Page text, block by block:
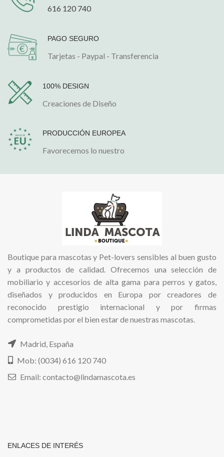
616 120 740
PAGO SEGURO
Tarjetas - Paypal - Transferencia
100% DESIGN
Creaciones de Diseño
PRODUCCIÓN EUROPEA
Favorecemos lo nuestro
Boutique para mascotas y Pet-lovers sensibles al buen gusto
y a productos de calidad. Ofrecemos una selección de
mobiliario y accesorios de alta gama para perros y gatos,
diseñados y producidos en Europa por creadores de
reconocido prestigio internacional y por firmas
comprometidas por el bien estar de nuestras mascotas.
Madrid, España
Mob: (0034) 616 120 740
Email: contacto@lindamascota.es
ENLACES DE INTERÉS